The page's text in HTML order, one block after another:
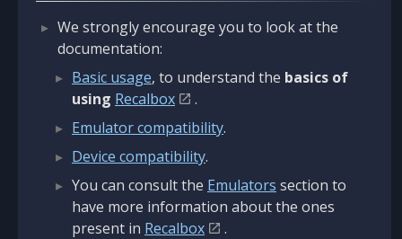
We strongly encourage you to look at the
documentation:
Basic usage, to understand the basics of
using Recalbox
.
Emulator compatibility.
Device compatibility.
You can consult the Emulators section to
have more information about the ones
present in Recalbox
.